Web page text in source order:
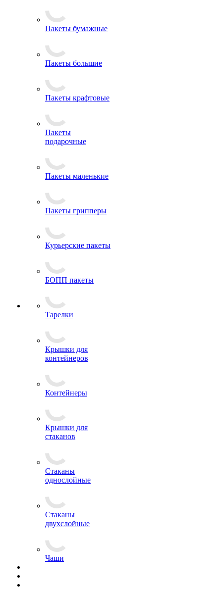
Пакеты бумажные
Пакеты большие
Пакеты крафтовые
Пакеты
подарочные
Пакеты маленькие
Пакеты грипперы
Курьерские пакеты
БОПП пакеты
Тарелки
Крышки для
контейнеров
Контейнеры
Крышки для
стаканов
Стаканы
однослойные
Стаканы
двухслойные
Чаши